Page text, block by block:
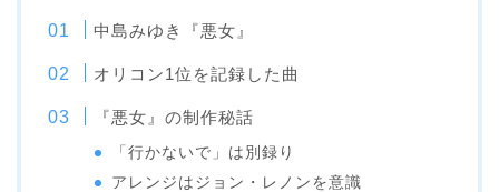
中島みゆき『悪女』
オリコン1位を記録した曲
『悪女』の制作秘話
「行かないで」は別録り
アレンジはジョン・レノンを意識